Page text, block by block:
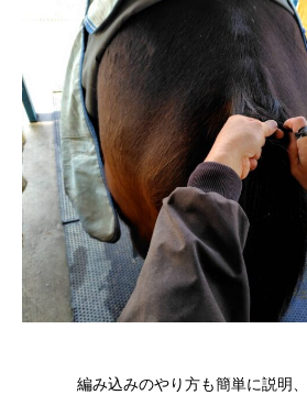
編み込みのやり方も簡単に説明